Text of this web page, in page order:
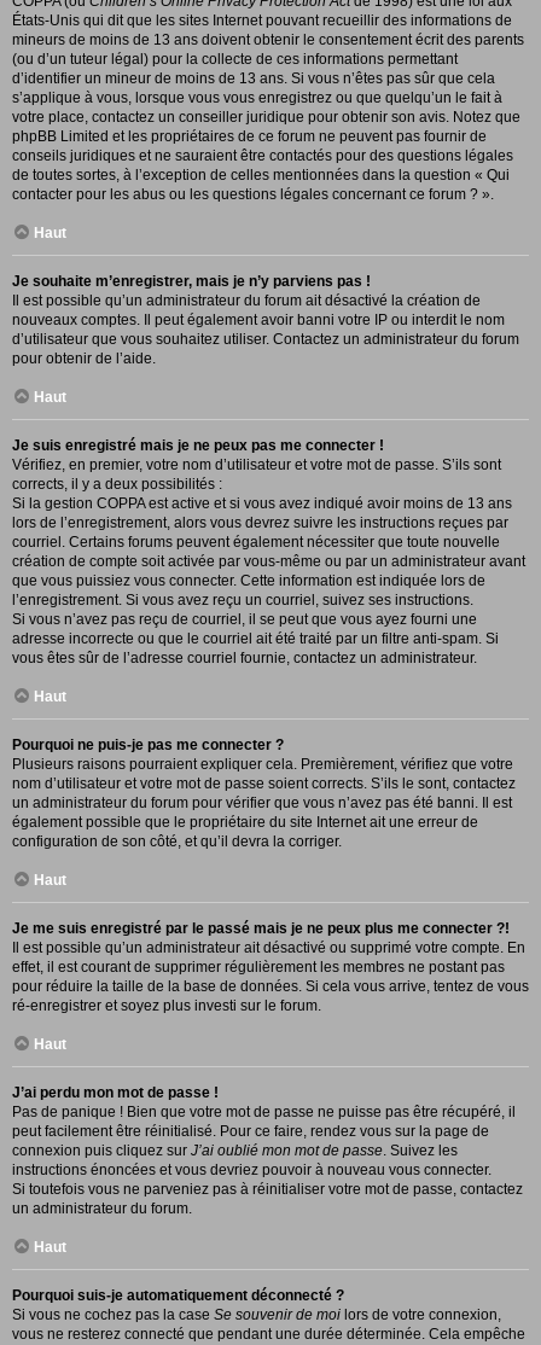
États-Unis qui dit que les sites Internet pouvant recueillir des informations de
mineurs de moins de 13 ans doivent obtenir le consentement écrit des parents
(ou d’un tuteur légal) pour la collecte de ces informations permettant
d’identifier un mineur de moins de 13 ans. Si vous n’êtes pas sûr que cela
s’applique à vous, lorsque vous vous enregistrez ou que quelqu’un le fait à
votre place, contactez un conseiller juridique pour obtenir son avis. Notez que
phpBB Limited et les propriétaires de ce forum ne peuvent pas fournir de
conseils juridiques et ne sauraient être contactés pour des questions légales
de toutes sortes, à l’exception de celles mentionnées dans la question « Qui
contacter pour les abus ou les questions légales concernant ce forum ? ».
Haut
Je souhaite m’enregistrer, mais je n’y parviens pas !
Il est possible qu’un administrateur du forum ait désactivé la création de
nouveaux comptes. Il peut également avoir banni votre IP ou interdit le nom
d’utilisateur que vous souhaitez utiliser. Contactez un administrateur du forum
pour obtenir de l’aide.
Haut
Je suis enregistré mais je ne peux pas me connecter !
Vérifiez, en premier, votre nom d’utilisateur et votre mot de passe. S’ils sont
corrects, il y a deux possibilités :
Si la gestion COPPA est active et si vous avez indiqué avoir moins de 13 ans
lors de l’enregistrement, alors vous devrez suivre les instructions reçues par
courriel. Certains forums peuvent également nécessiter que toute nouvelle
création de compte soit activée par vous-même ou par un administrateur avant
que vous puissiez vous connecter. Cette information est indiquée lors de
l’enregistrement. Si vous avez reçu un courriel, suivez ses instructions.
Si vous n’avez pas reçu de courriel, il se peut que vous ayez fourni une
adresse incorrecte ou que le courriel ait été traité par un filtre anti-spam. Si
vous êtes sûr de l’adresse courriel fournie, contactez un administrateur.
Haut
Pourquoi ne puis-je pas me connecter ?
Plusieurs raisons pourraient expliquer cela. Premièrement, vérifiez que votre
nom d’utilisateur et votre mot de passe soient corrects. S’ils le sont, contactez
un administrateur du forum pour vérifier que vous n’avez pas été banni. Il est
également possible que le propriétaire du site Internet ait une erreur de
configuration de son côté, et qu’il devra la corriger.
Haut
Je me suis enregistré par le passé mais je ne peux plus me connecter ?!
Il est possible qu’un administrateur ait désactivé ou supprimé votre compte. En
effet, il est courant de supprimer régulièrement les membres ne postant pas
pour réduire la taille de la base de données. Si cela vous arrive, tentez de vous
ré-enregistrer et soyez plus investi sur le forum.
Haut
J’ai perdu mon mot de passe !
Pas de panique ! Bien que votre mot de passe ne puisse pas être récupéré, il
peut facilement être réinitialisé. Pour ce faire, rendez vous sur la page de
connexion puis cliquez sur J’ai oublié mon mot de passe . Suivez les
instructions énoncées et vous devriez pouvoir à nouveau vous connecter.
Si toutefois vous ne parveniez pas à réinitialiser votre mot de passe, contactez
un administrateur du forum.
Haut
Pourquoi suis-je automatiquement déconnecté ?
Si vous ne cochez pas la case Se souvenir de moi lors de votre connexion,
vous ne resterez connecté que pendant une durée déterminée. Cela empêche